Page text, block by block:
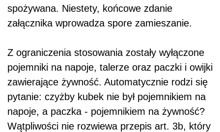
spożywana. Niestety, końcowe zdanie
załącznika wprowadza spore zamieszanie.
Z ograniczenia stosowania zostały wyłączone
pojemniki na napoje, talerze oraz paczki i owijki
zawierające żywność. Automatycznie rodzi się
pytanie: czyżby kubek nie był pojemnikiem na
napoje, a paczka - pojemnikiem na żywność?
Wątpliwości nie rozwiewa przepis art. 3b, który